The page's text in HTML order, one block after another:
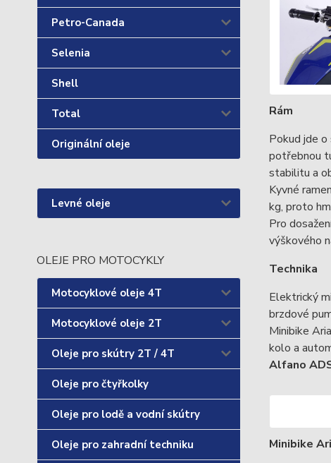
Petro-Canada
Selenia
Shell
Total
Originální oleje
Levné oleje
OLEJE PRO MOTOCYKLY
Motocyklové oleje 4T
Motocyklové oleje 2T
Oleje pro skútry 2T / 4T
Oleje pro čtyřkolky
Oleje pro lodě a vodní skútry
Oleje pro zahradní techniku
Rám
Pokud jde
potřebnou
stabilitu a
Kyvné
kg, proto
Pro
výškového
Technika
Elektrický
brzdové
Minibike
kolo a
Alfano
Minibike